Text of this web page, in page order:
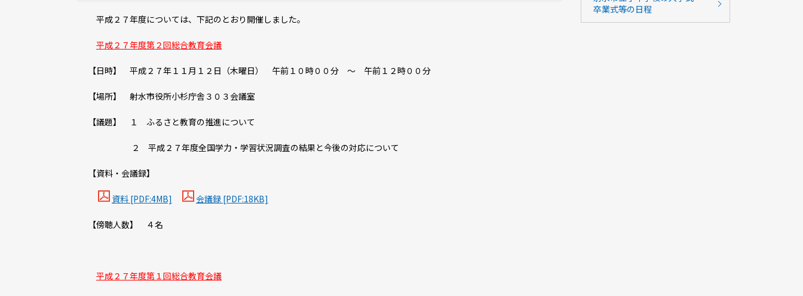
平成２７年度については、下記のとおり開催しました。
平成２７年度第２回総合教育会議
【日時】 平成２７年１１月１２日（木曜日） 午前１０時００分 ～ 午前１２時００分
【場所】 射水市役所小杉庁舎３０３会議室
【議題】 １ ふるさと教育の推進について
２ 平成２７年度全国学力・学習状況調査の結果と今後の対応について
【資料・会議録】
資料 [PDF:4MB] 会議録 [PDF:18KB]
【傍聴人数】 ４名
平成２７年度第１回総合教育会議
卒業式等の日程